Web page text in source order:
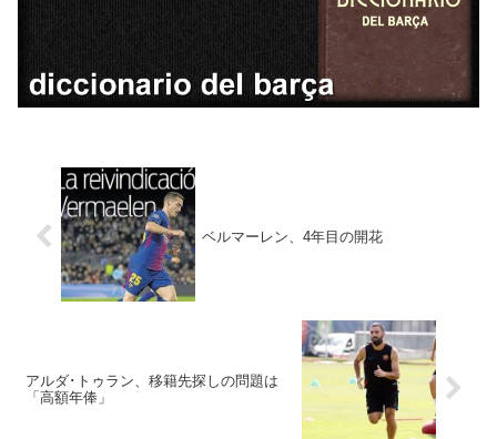
ベルマーレン、4年目の開花
アルダ･トゥラン、移籍先探しの問題は
「高額年俸」